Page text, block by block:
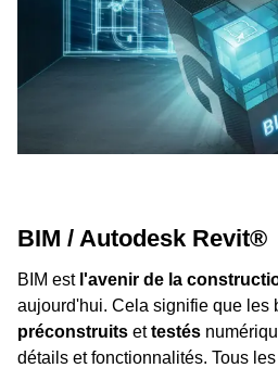
BIM / Autodesk Revit®
BIM est l'avenir de la
aujourd'hui. Cela signifie que les
préconstruits ettestés
détails et fonctionnalités. Tous